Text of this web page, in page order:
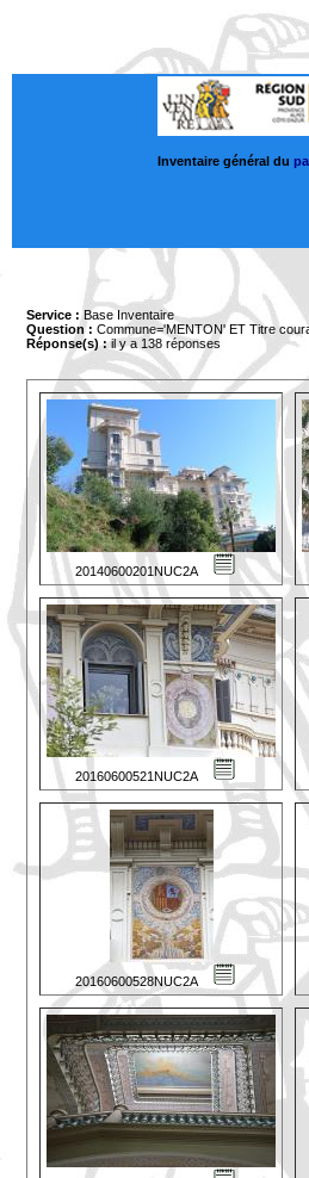
Inventaire général du
Service : Base Inventaire
Question : Commune='MENTON' ET Titre
Réponse(s) :il y a 138 réponses
20140600201NUC2A
20160600521NUC2A
20160600528NUC2A